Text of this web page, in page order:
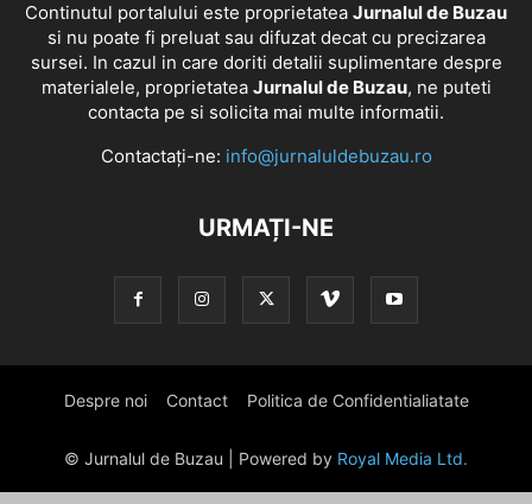
Continutul portalului este proprietatea Jurnalul de Buzau
si nu poate fi preluat sau difuzat decat cu precizarea
sursei. In cazul in care doriti detalii suplimentare despre
materialele, proprietatea Jurnalul de Buzau, ne puteti
contacta pe si solicita mai multe informatii.
Contactați-ne: info@jurnaluldebuzau.ro
URMAȚI-NE
Despre noi Contact Politica de Confidentialiatate
© Jurnalul de Buzau | Powered by Royal Media Ltd.